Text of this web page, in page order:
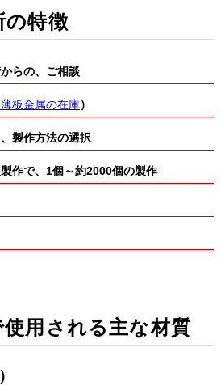
の特徴
らの、ご相談
板金属の在庫）
製作方法の選択
作で、1個～約2000個の製作
用される主な材質